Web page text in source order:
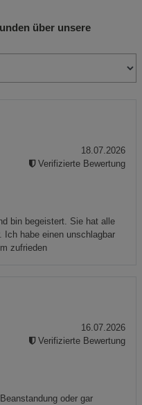
über unsere
bin begeistert. Sie hat alle
Ich habe einen unschlagbar
zufrieden
18.07.2026
Verifizierte Bewertung
oder gar
16.07.2026
Verifizierte Bewertung
Statistik Cookies
anzeigen
Impressum